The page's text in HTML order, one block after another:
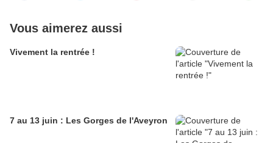
Vous aimerez aussi
Vivement la rentrée !
7 au 13 juin : Les Gorges de l'Aveyron